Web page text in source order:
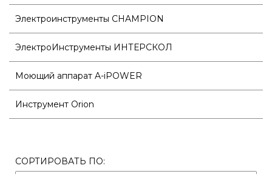
Электроинструменты CHAMPION
ЭлектроИнструменты ИНТЕРСКОЛ
Моющий аппарат A-iPOWER
Инструмент Orion
СОРТИРОВАТЬ ПО: